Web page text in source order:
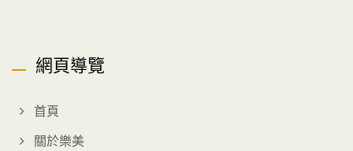
網頁導覽
首頁
關於樂美